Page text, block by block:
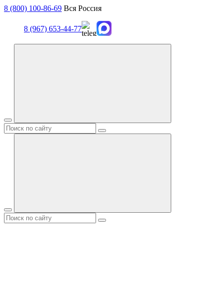
8 (800) 100-86-69 Вся Россия
8 (967) 653-44-77